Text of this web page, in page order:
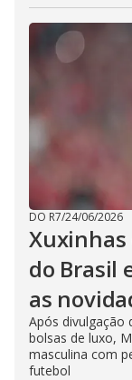
DO R7/24/06/2026
do Brasil
as
Após divulgação
bolsas de luxo,
masculina com
futebol